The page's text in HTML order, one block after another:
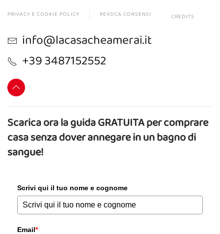
PRIVACY E COOKIE POLICY REVOCA CONSENSI CREDITS
info@lacasacheamerai.it
+39 3487152552
Scarica ora la guida GRATUITA per comprare
casa senza dover annegare in un bagno di
sangue!
Scrivi qui il tuo nome e cognome
Email*